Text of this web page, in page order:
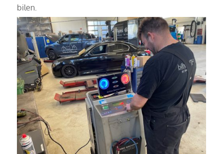
bilen.